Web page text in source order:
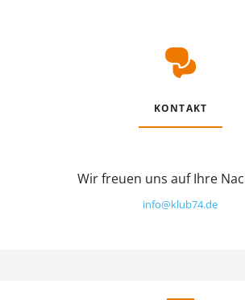
KONTAKT
Wir freuen uns auf Ihre
info@klub74.de